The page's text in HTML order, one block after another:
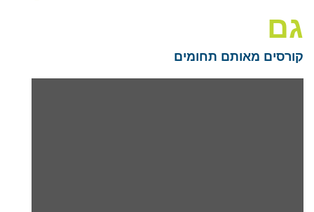
גם
קורסים מאותם תחומים